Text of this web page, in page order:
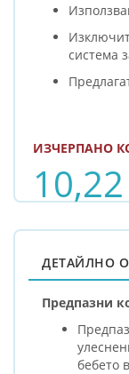
система
ИЗЧЕРПАНО
ДЕТАЙЛНО
Предпазни
бебето